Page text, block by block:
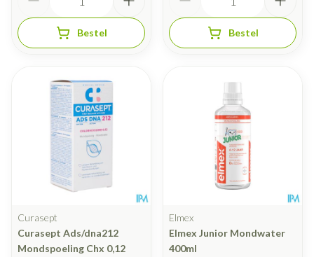
Bestel Bestel
Curasept
Curasept Ads/dna212
Mondspoeling Chx 0,12
Elmex
Elmex Junior Mondwater
400ml